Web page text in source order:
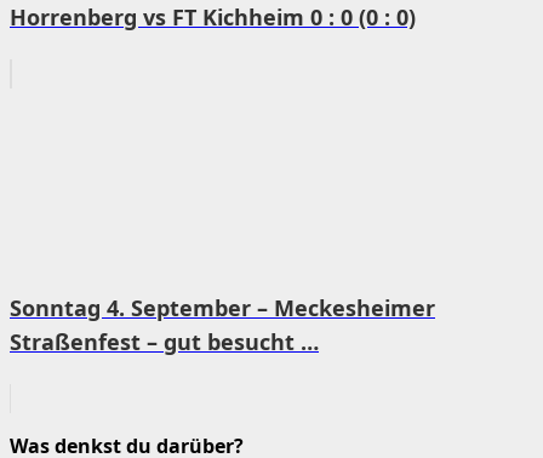
Horrenberg vs FT Kichheim 0 : 0 (0 : 0)
Sonntag 4. September – Meckesheimer
Straßenfest – gut besucht …
Was denkst du darüber?